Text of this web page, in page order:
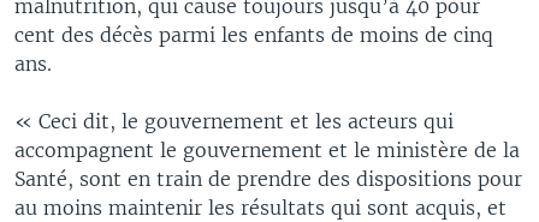
malnutrition, qui cause toujours jusqu’à 40 pour
cent des décès parmi les enfants de moins de cinq
ans.
« Ceci dit, le gouvernement et les acteurs qui
accompagnent le gouvernement et le ministère de la
Santé, sont en train de prendre des dispositions pour
au moins maintenir les résultats qui sont acquis, et